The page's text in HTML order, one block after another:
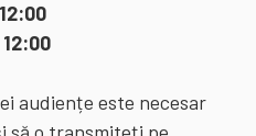
audiențe este necesar